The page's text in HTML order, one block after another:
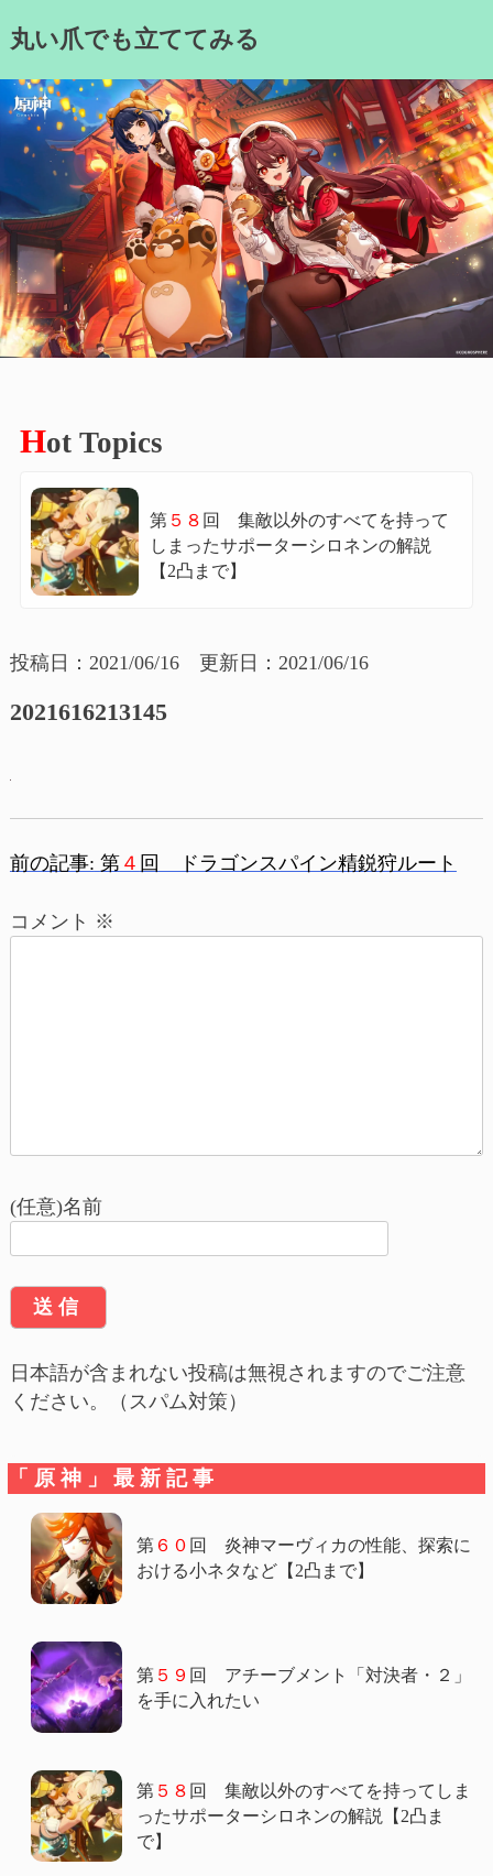
to丸い爪でも立ててみる
Hot Topics
第５８ 回 集敵以外のすべてを持って
しまったサポーターシロネンの解説
【2凸まで】
投稿日：2021/06/16 更新日：2021/06/16
2021616213145
投
稿
シ
ョ
前の記事: 第４ 回 ドラゴンスパイン精鋭狩ルート
コメント ※
(任意)名前
日本語が含まれない投稿は無視されますのでご注意
ください。（スパム対策）
「原神」最新記事
第６０ 回 炎神マーヴィカの性能、探索に
おける小ネタなど【2凸まで】
第５９ 回 アチーブメント「対決者・２」
を手に入れたい
第５８ 回 集敵以外のすべてを持ってしま
ったサポーターシロネンの解説【2凸ま
で】